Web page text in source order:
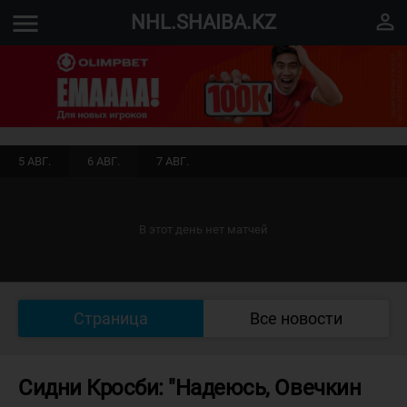
menu NHL.SHAIBA.KZ perm_identity
5 АВГ. 6 АВГ. 7 АВГ.
В этот день нет матчей
Страница Все новости
Сидни Кросби: "Надеюсь, Овечкин